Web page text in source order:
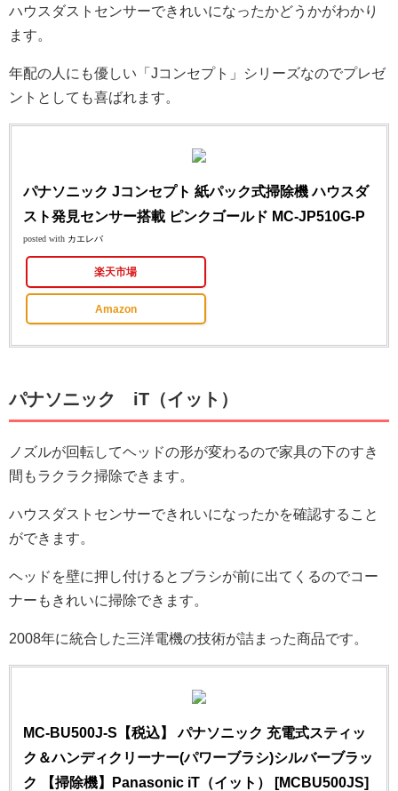
ハウスダストセンサーできれいになったかどうかがわかり
ます。
年配の人にも優しい「Jコンセプト」シリーズなのでプレゼ
ントとしても喜ばれます。
パナソニック Jコンセプト 紙パック式掃除機 ハウスダ
スト発見センサー搭載 ピンクゴールド MC-JP510G-P
posted with カエレバ
楽天市場
Amazon
パナソニック iT（イット）
ノズルが回転してヘッドの形が変わるので家具の下のすき
間もラクラク掃除できます。
ハウスダストセンサーできれいになったかを確認すること
ができます。
ヘッドを壁に押し付けるとブラシが前に出てくるのでコー
ナーもきれいに掃除できます。
2008年に統合した三洋電機の技術が詰まった商品です。
MC-BU500J-S【税込】 パナソニック 充電式スティッ
ク＆ハンディクリーナー(パワーブラシ)シルバーブラッ
ク 【掃除機】Panasonic iT（イット） [MCBU500JS]